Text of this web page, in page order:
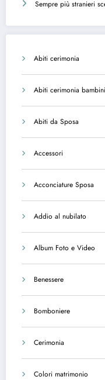
Sempre più stranieri
Abiti cerimonia
Abiti cerimonia bambini
Abiti da Sposa
Accessori
Acconciature Sposa
Addio al nubilato
Album Foto e Video
Benessere
Bomboniere
Cerimonia
Colori matrimonio